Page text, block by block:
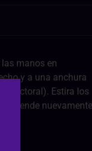
manos en
y a una anchura
pectoral). Estira los
nuevamente